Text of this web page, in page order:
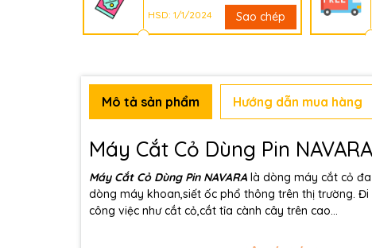
HSD: 1/1/2024
Sao chép
Mô tả sản phẩm Hướng dẫn mua hàng
Máy Cắt Cỏ Dùng Pin NAVARA
Máy Cắt Cỏ Dùng Pin NAVARA là dòng máy cắt cỏ
dòng máy khoan,siết ốc phổ thông trên thị trường.
công việc như cắt cỏ,cắt tỉa cành cây trên cao...